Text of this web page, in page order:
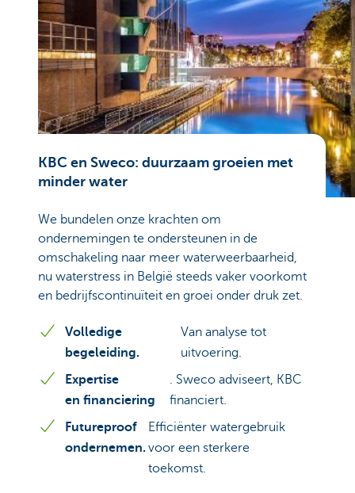
KBC en Sweco: duurzaam groeien met
minder water
We bundelen onze krachten om
ondernemingen te ondersteunen in de
omschakeling naar meer waterweerbaarheid,
nu waterstress in België steeds vaker voorkomt
en bedrijfscontinuïteit en groei onder druk zet.
Volledige
begeleiding.
Van analyse tot
uitvoering.
Expertise
en financiering
. Sweco adviseert, KBC
financiert.
Futureproof
ondernemen.
Efficiënter watergebruik
voor een sterkere
toekomst.